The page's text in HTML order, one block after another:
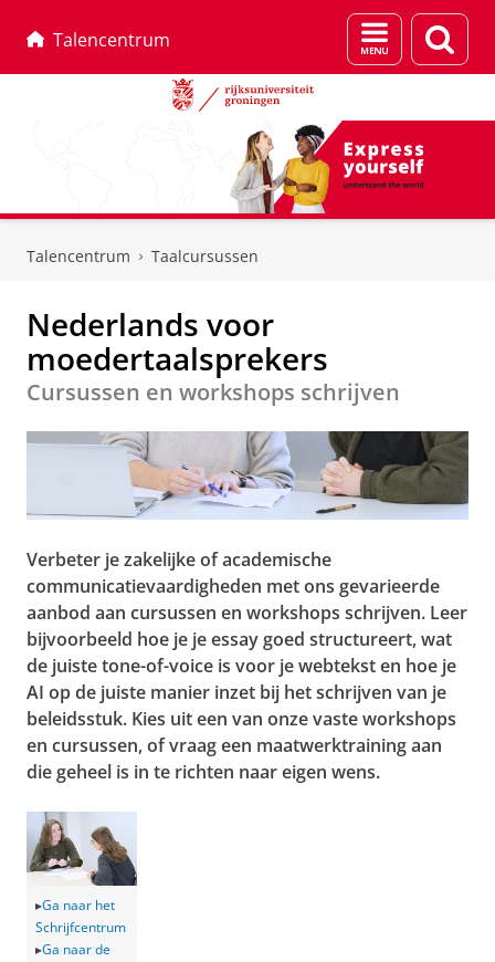
Talencentrum
Menu
en
Talencentrum Taalcursussen
Nederlands voor
moedertaalsprekers
Cursussen en workshops schrijven
Verbeter je zakelijke of academische
communicatievaardigheden met ons gevarieerde
aanbod aan cursussen en workshops schrijven. Leer
bijvoorbeeld hoe je je essay goed structureert, wat
de juiste tone-of-voice is voor je webtekst en hoe je
AI op de juiste manier inzet bij het schrijven van je
beleidsstuk. Kies uit een van onze vaste workshops
en cursussen, of vraag een maatwerktraining aan
die geheel is in te richten naar eigen wens.
▸Ga naar het
Schrijfcentrum
▸Ga naar de